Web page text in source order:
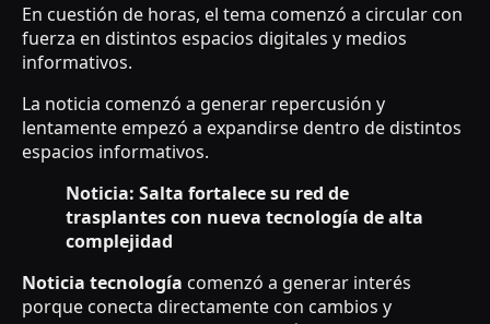
En cuestión de horas, el tema comenzó a circular con
fuerza en distintos espacios digitales y medios
informativos.
La noticia comenzó a generar repercusión y
lentamente empezó a expandirse dentro de distintos
espacios informativos.
Noticia: Salta fortalece su red de
trasplantes con nueva tecnología de alta
complejidad
Noticia tecnología comenzó a generar interés
porque conecta directamente con cambios y